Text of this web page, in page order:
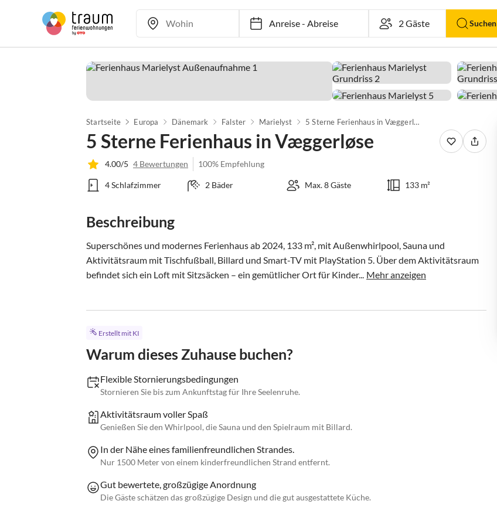
Anreise-Abreise Suchen
Startseite Europa Dänemark Falster Marielyst 5 Sterne Ferienhaus in Væggerløse
5 Sterne Ferienhaus in Væggerløse
4.00/5 4 Bewertungen 100% Empfehlung
4 Schlafzimmer 2 Bäder Max. 8 Gäste 133 m²
Beschreibung
Superschönes und modernes Ferienhaus ab 2024, 133 m², mit Außenwhirlpool, Sauna und
Aktivitätsraum mit Tischfußball, Billard und Smart-TV mit PlayStation 5. Über dem Aktivitätsraum
befindet sich ein Loft mit Sitzsäcken – ein gemütlicher Ort für Kinder... Mehr anzeigen
Erstellt mit KI
Warum dieses Zuhause buchen?
Flexible Stornierungsbedingungen
Stornieren Sie bis zum Ankunftstag für Ihre Seelenruhe.
Aktivitätsraum voller Spaß
Genießen Sie den Whirlpool, die Sauna und den Spielraum mit Billard.
In der Nähe eines familienfreundlichen Strandes.
Nur 1500 Meter von einem kinderfreundlichen Strand entfernt.
Gut bewertete, großzügige Anordnung
Die Gäste schätzen das großzügige Design und die gut ausgestattete Küche.